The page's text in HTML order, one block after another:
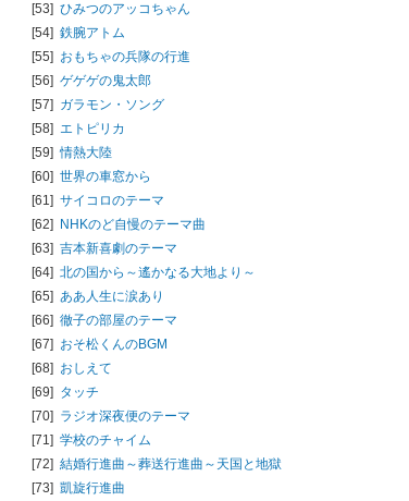
[53] ひみつのアッコちゃん
[54] 鉄腕アトム
[55] おもちゃの兵隊の行進
[56] ゲゲゲの鬼太郎
[57] ガラモン・ソング
[58] エトピリカ
[59]情熱大陸
[60] 世界の車窓から
[61] サイコロのテーマ
[62]
NHKのど自慢のテーマ曲
[63] 吉本新喜劇のテーマ
[64] 北の国から～遙かなる大地より～
[65] ああ人生に涙あり
[66] 徹子の部屋のテーマ
[67] おそ松くんのBGM
[68] おしえて
[69] タッチ
[70] ラジオ深夜便のテーマ
[71] 学校のチャイム
[72] 結婚行進曲～葬送行進曲～天国と地獄
[73] 凱旋行進曲